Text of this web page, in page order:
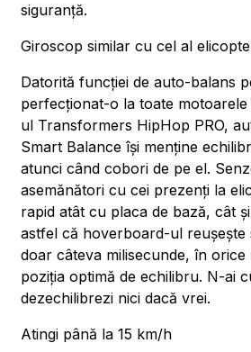
siguranță.
Giroscop similar cu cel al
Datorită funcției de auto-balans
perfecționat-o la toate
ul Transformers HipHop PRO,
Smart Balance își menține
atunci când cobori de pe el.
asemănători cu cei prezenți la
rapid atât cu placa de bază, cât
astfel că hoverboard-ul reușește
doar câteva milisecunde, în
poziția optimă de echilibru. N-ai
dezechilibrezi nici dacă vrei.
Atingi până la 15 km/h